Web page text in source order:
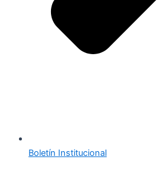
Boletín Institucional